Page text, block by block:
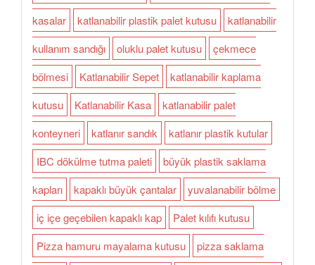
kasalar
katlanabilir plastik palet kutusu
katlanabilir
kullanım sandığı
oluklu palet kutusu
çekmece
bölmesi
Katlanabilir Sepet
katlanabilir kaplama
kutusu
Katlanabilir Kasa
katlanabilir palet
konteyneri
katlanır sandık
katlanır plastik kutular
IBC dökülme tutma paleti
büyük plastik saklama
kapları
kapaklı büyük çantalar
yuvalanabilir bölme
iç içe geçebilen kapaklı kap
Palet kılıfı kutusu
Pizza hamuru mayalama kutusu
pizza saklama